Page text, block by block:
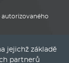
jejichž základě
partnerů